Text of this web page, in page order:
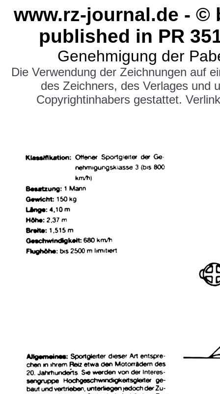
www.rz-journal.de - ©
published in PR 3
Genehmigung der
Die Verwendung der Zeichnungen auf
des Zeichners, des Verlages und
Copyrightinhabers gestattet.